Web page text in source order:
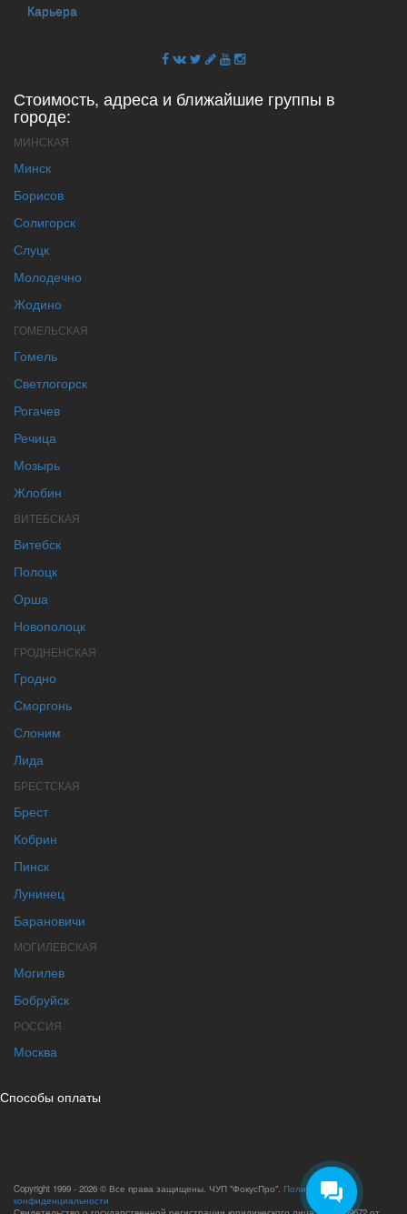
Карьера
Стоимость, адреса и ближайшие группы в
городе:
МИНСКАЯ
Минск
Борисов
Солигорск
Слуцк
Молодечно
Жодино
ГОМЕЛЬСКАЯ
Гомель
Светлогорск
Рогачев
Речица
Мозырь
Жлобин
ВИТЕБСКАЯ
Витебск
Полоцк
Орша
Новополоцк
ГРОДНЕНСКАЯ
Гродно
Сморгонь
Слоним
Лида
БРЕСТСКАЯ
Брест
Кобрин
Пинск
Лунинец
Барановичи
МОГИЛЕВСКАЯ
Могилев
Бобруйск
РОССИЯ
Москва
Способы оплаты
Copyright 1999 - 2026 © Все права защищены. ЧУП "ФокусПро". Политика
конфиденциальности